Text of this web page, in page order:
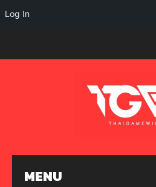
MENU
Log In